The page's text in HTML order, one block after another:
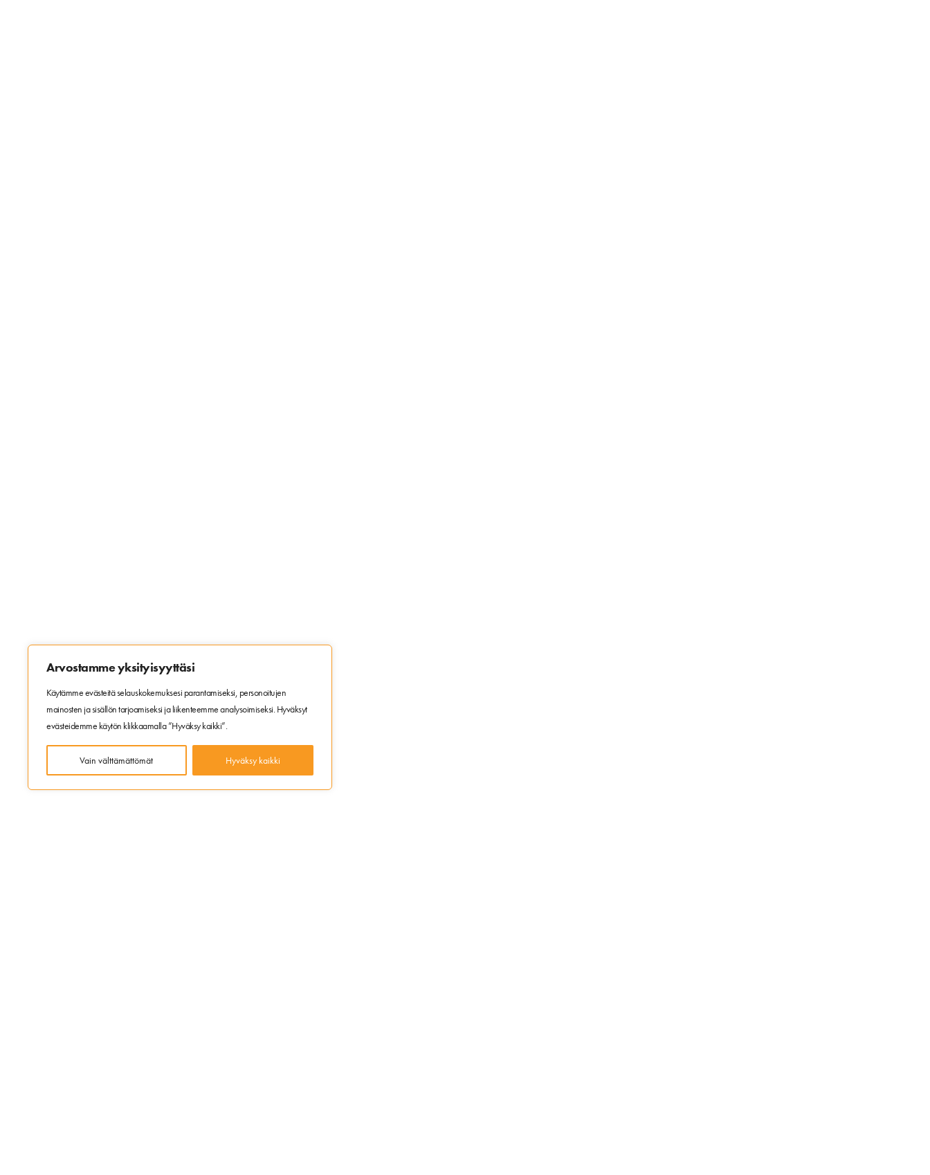
Arvostamme yksityisyyttäsi
Käytämme evästeitä selauskokemuksesi parantamiseksi, personoitujen
mainosten ja sisällön tarjoamiseksi ja liikenteemme analysoimiseksi. Hyväksyt
evästeidemme käytön klikkaamalla ”Hyväksy kaikki”.
Vain välttämättömät Hyväksy kaikki